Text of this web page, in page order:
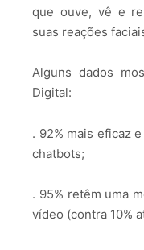
que ouve, vê e
suas reações
Alguns dados
Digital:
. 92% mais eficaz
chatbots;
. 95% retêm uma
vídeo (contra 10%